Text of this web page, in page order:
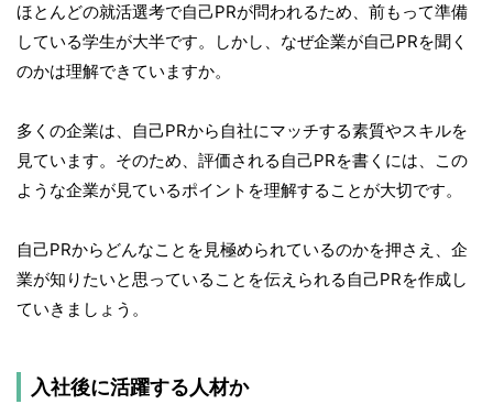
ほとんどの就活選考で自己PRが問われるため、前もって準備
している学生が大半です。しかし、なぜ企業が自己PRを聞く
のかは理解できていますか。
多くの企業は、自己PRから自社にマッチする素質やスキルを
見ています。そのため、評価される自己PRを書くには、この
ような企業が見ているポイントを理解することが大切です。
自己PRからどんなことを見極められているのかを押さえ、企
業が知りたいと思っていることを伝えられる自己PRを作成し
ていきましょう。
入社後に活躍する人材か